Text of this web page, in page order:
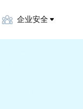
企业安全